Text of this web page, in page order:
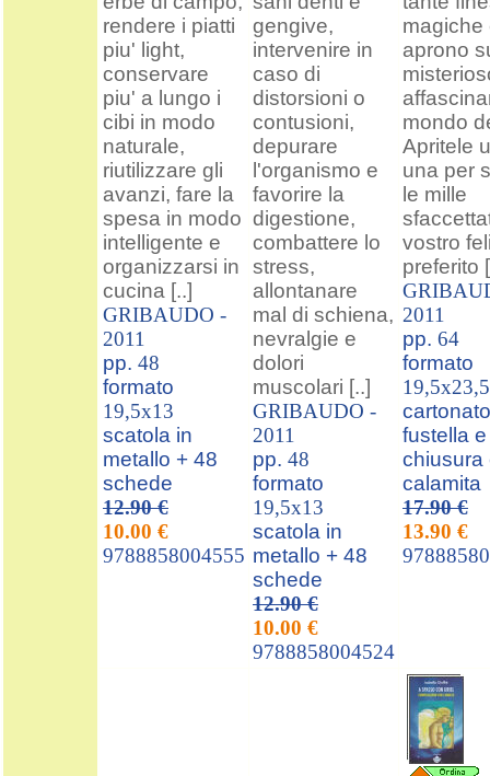
rendere i piatti
piu' light,
conservare
piu' a lungo i
cibi in modo
naturale,
riutilizzare gli
avanzi, fare la
spesa in modo
intelligente e
organizzarsi in
cucina [..]
GRIBAUDO -
2011
pp. 48
formato
19,5x13
scatola in
metallo + 48
schede
12.90 €
10.00 €
9788858004555
gengive,
intervenire in
caso di
distorsioni o
contusioni,
depurare
l'organismo e
favorire la
digestione,
combattere lo
stress,
allontanare
mal di schiena,
nevralgie e
dolori
muscolari [..]
GRIBAUDO -
2011
pp. 48
formato
19,5x13
scatola in
metallo + 48
schede
12.90 €
10.00 €
9788858004524
magiche
aprono
mondo
Apritele
una per
le mille
vostro
preferito
2011
pp. 64
formato
19,5x23,5
fustella e
chiusura
calamita
17.90 €
13.90 €